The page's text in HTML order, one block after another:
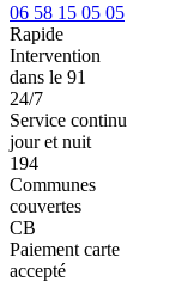
06 58 15 05 05
Rapide
Intervention
dans le 91
24/7
Service continu
jour et nuit
194
Communes
couvertes
CB
Paiement carte
accepté